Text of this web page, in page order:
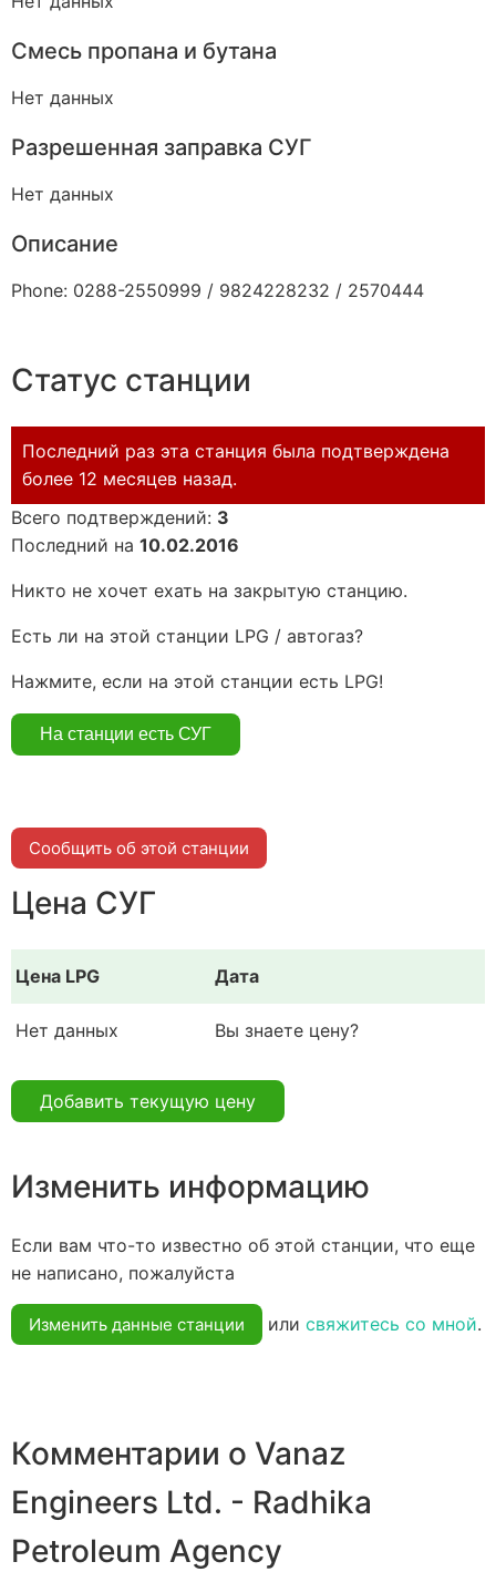
Смесь пропана и бутана
Нет данных
Разрешенная заправка СУГ
Нет данных
Описание
Phone: 0288-2550999 / 9824228232 / 2570444
Статус станции
Последний раз эта станция была подтверждена
более 12 месяцев назад.
Всего подтверждений: 3
Последний на 10.02.2016
Никто не хочет ехать на закрытую станцию.
Есть ли на этой станции LPG / автогаз?
Нажмите, если на этой станции есть LPG!
Сообщить об этой станции
Цена СУГ
Цена LPG Дата
Нет данных Вы знаете цену?
Добавить текущую цену
Изменить информацию
Если вам что-то известно об этой станции, что еще
не написано, пожалуйста
Изменить данные станции или свяжитесь со мной.
Комментарии о Vanaz
Engineers Ltd. - Radhika
Petroleum Agency